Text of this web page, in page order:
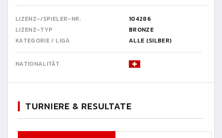
LIZENZ-/SPIELER-NR.
104286
LIZENZ-TYP
BRONZE
KATEGORIE / LIGA
ALLE (SILBER)
NATIONALITÄT
TURNIERE & RESULTATE